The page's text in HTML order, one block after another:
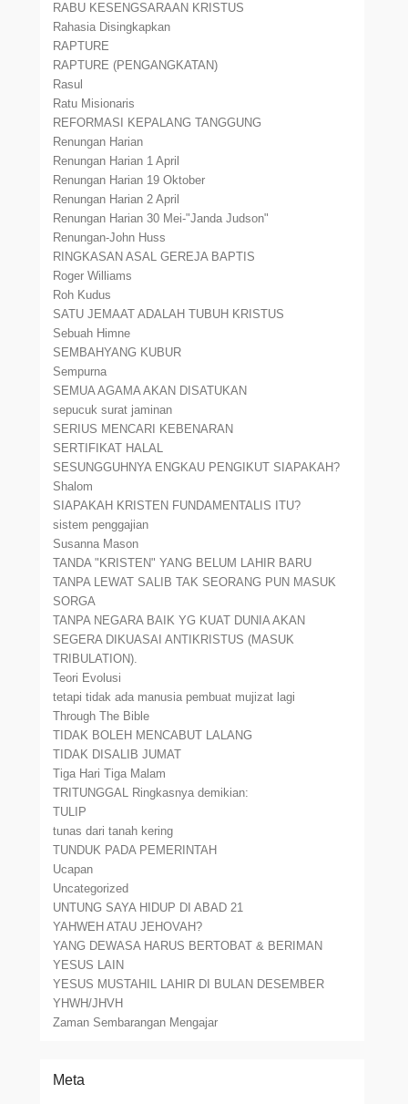
RABU KESENGSARAAN KRISTUS
Rahasia Disingkapkan
RAPTURE
RAPTURE (PENGANGKATAN)
Rasul
Ratu Misionaris
REFORMASI KEPALANG TANGGUNG
Renungan Harian
Renungan Harian 1 April
Renungan Harian 19 Oktober
Renungan Harian 2 April
Renungan Harian 30 Mei-"Janda Judson"
Renungan-John Huss
RINGKASAN ASAL GEREJA BAPTIS
Roger Williams
Roh Kudus
SATU JEMAAT ADALAH TUBUH KRISTUS
Sebuah Himne
SEMBAHYANG KUBUR
Sempurna
SEMUA AGAMA AKAN DISATUKAN
sepucuk surat jaminan
SERIUS MENCARI KEBENARAN
SERTIFIKAT HALAL
SESUNGGUHNYA ENGKAU PENGIKUT SIAPAKAH?
Shalom
SIAPAKAH KRISTEN FUNDAMENTALIS ITU?
sistem penggajian
Susanna Mason
TANDA "KRISTEN" YANG BELUM LAHIR BARU
TANPA LEWAT SALIB TAK SEORANG PUN MASUK
SORGA
TANPA NEGARA BAIK YG KUAT DUNIA AKAN
SEGERA DIKUASAI ANTIKRISTUS (MASUK
TRIBULATION).
Teori Evolusi
tetapi tidak ada manusia pembuat mujizat lagi
Through The Bible
TIDAK BOLEH MENCABUT LALANG
TIDAK DISALIB JUMAT
Tiga Hari Tiga Malam
TRITUNGGAL Ringkasnya demikian:
TULIP
tunas dari tanah kering
TUNDUK PADA PEMERINTAH
Ucapan
Uncategorized
UNTUNG SAYA HIDUP DI ABAD 21
YAHWEH ATAU JEHOVAH?
YANG DEWASA HARUS BERTOBAT & BERIMAN
YESUS LAIN
YESUS MUSTAHIL LAHIR DI BULAN DESEMBER
YHWH/JHVH
Zaman Sembarangan Mengajar
Meta